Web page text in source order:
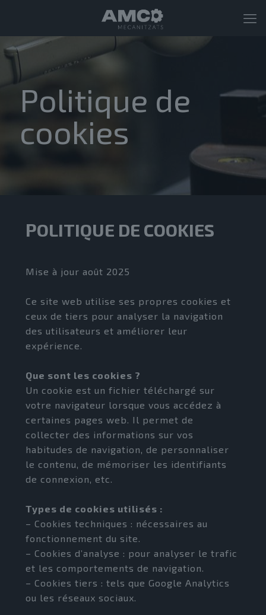
Politique de
cookies
POLITIQUE DE COOKIES
Mise à jour août 2025
Ce site web utilise ses propres cookies et
ceux de tiers pour analyser la navigation
des utilisateurs et améliorer leur
expérience.
Que sont les cookies ?
Un cookie est un fichier téléchargé sur
votre navigateur lorsque vous accédez à
certaines pages web. Il permet de
collecter des informations sur vos
habitudes de navigation, de personnaliser
le contenu, de mémoriser les identifiants
de connexion, etc.
Types de cookies utilisés :
– Cookies techniques : nécessaires au
fonctionnement du site.
– Cookies d’analyse : pour analyser le trafic
et les comportements de navigation.
– Cookies tiers : tels que Google Analytics
ou les réseaux sociaux.